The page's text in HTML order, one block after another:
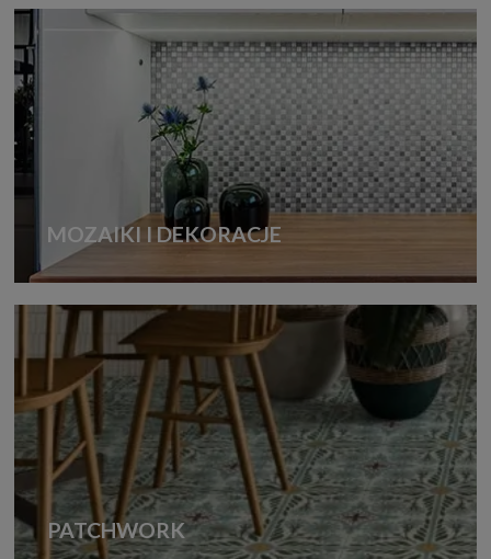
MOZAIKI I DEKORACJE
PATCHWORK